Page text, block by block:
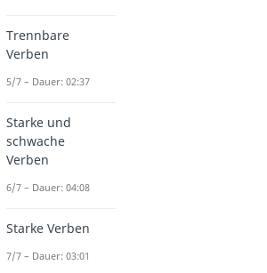
Trennbare
Verben
5/7 – Dauer: 02:37
Starke und
schwache
Verben
6/7 – Dauer: 04:08
Starke Verben
7/7 – Dauer: 03:01